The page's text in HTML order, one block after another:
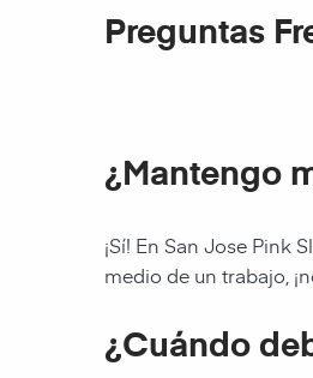
Preguntas
¿Mantengo
¡Sí! En San Jose Pink
medio de un trabajo,
¿Cuándo